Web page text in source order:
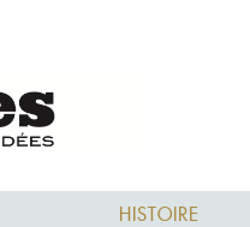
HISTOIRE